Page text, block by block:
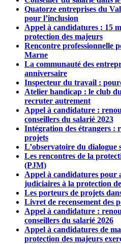
Quatorze entreprises du
pour l’inclusion
Appel à candidatures : 15
protection des majeurs
Rencontre professionnelle
Marne
La communauté des
anniversaire
Inspecteur du travail :
Atelier handicap : le club
recruter autrement
Appel à candidature :
conseillers du salarié 2023
Intégration des étrangers :
projets
L’observatoire du dialogue
Les rencontres de la
(PJM)
Appel à candidatures pour
judiciaires à la protection
Les porteurs de projets
Livret de recensement des
Appel à candidature :
conseillers du salarié 2026
Appel à candidatures de
protection des majeurs